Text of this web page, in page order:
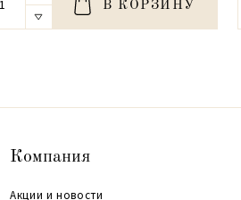
В КОРЗИНУ
Компания
Акции и новости